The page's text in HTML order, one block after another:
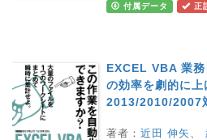
付属データ 正
EXCEL VBA 業
の効率を劇的に上
2013/2010/2007
著者： 近田 伸矢